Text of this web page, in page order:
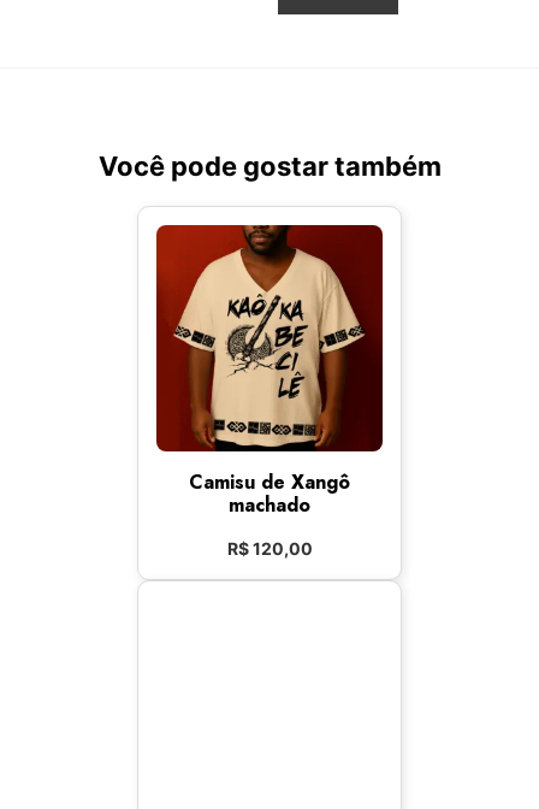
Você pode gostar também
Camisu de Xangô
machado
R$120,00